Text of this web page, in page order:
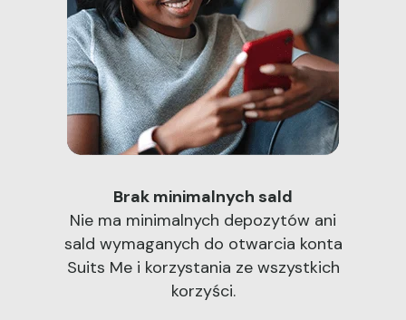
Brak minimalnych sald
Nie ma minimalnych depozytów ani
sald wymaganych do otwarcia konta
Suits Me i korzystania ze wszystkich
korzyści.